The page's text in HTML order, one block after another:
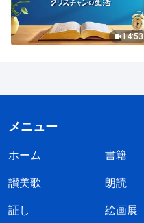
14:53
メニュー
ホーム 書籍
讃美歌
朗読
証し
絵画展